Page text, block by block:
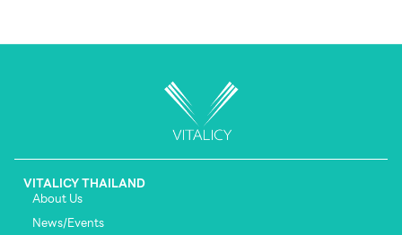
VITALICY THAILAND
About Us
News/Events